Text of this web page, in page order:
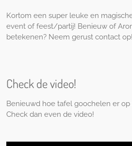
Kortom een super leuke en
event of feest/partij! Benieuw of
betekenen? Neem gerust contact op!
Check de video!
Benieuwd hoe tafel goochelen er op
Check dan even de video!